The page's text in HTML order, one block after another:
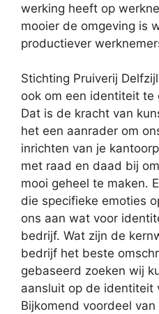
werking heeft op
mooier de omgeving is
productiever
Stichting Pruiverij
ook om een identiteit te
Dat is de kracht van
het een aanrader om
inrichten van je
met raad en daad bij
mooi geheel te maken.
die specifieke emoties
ons aan wat voor
bedrijf. Wat zijn de
bedrijf het beste
gebaseerd zoeken wij
aansluit op de identiteit
Bijkomend voordeel